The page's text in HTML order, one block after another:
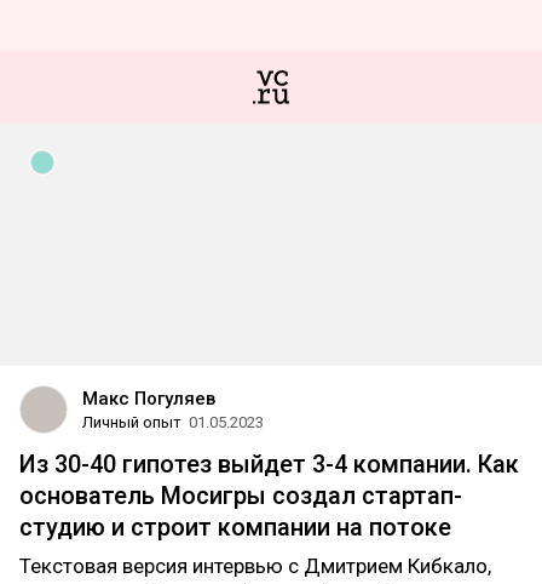
Макс Погуляев
Личный опыт 01.05.2023
Из 30-40 гипотез выйдет 3-4 компании. Как
основатель Мосигры создал стартап-
студию и строит компании на потоке
Текстовая версия интервью с Дмитрием Кибкало,